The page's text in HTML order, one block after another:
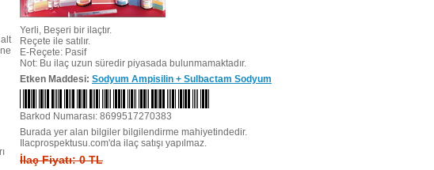
Yerli, Beşeri bir ilaçtır.
Reçete ile satılır.
E-Reçete: Pasif
Not: Bu ilaç uzun süredir piyasada bulunmamaktadır.
Etken Maddesi: Sodyum Ampisilin + Sulbactam Sodyum
Barkod Numarası: 8699517270383
Burada yer alan bilgiler bilgilendirme mahiyetindedir.
Ilacprospektusu.com'da ilaç satışı yapılmaz.
İlaç Fiyatı: 0 TL